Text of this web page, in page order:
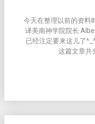
今天在整理以前的资料
译美南神学院院长
已经注定要来这儿了
这篇文章共